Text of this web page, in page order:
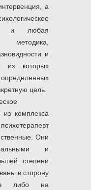
а
и любая
и
из которых
цель.
из комплекса
Они
и
степени
в сторону
либо на